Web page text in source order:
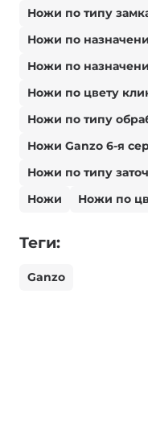
Ножи по типу
Ножи по
Ножи по
Ножи по цвету
Ножи по типу
Ножи Ganzo 6-я
Ножи по типу
Ножи
Ножи по
Теги:
Ganzo